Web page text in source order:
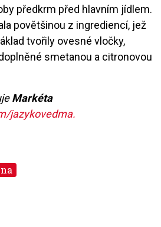
předkrm před hlavním jídlem.
povětšinou z ingrediencí, jež
tvořily ovesné vločky,
smetanou a citronovou
Markéta
jazykovedma.